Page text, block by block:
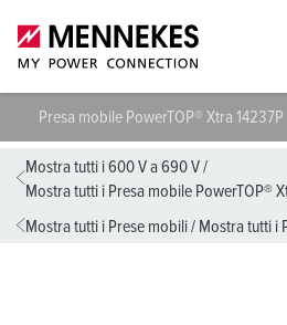
Presa mobile PowerTOP® Xtra 14237P
Mostra tutti i 600 V a 690 V/
Mostra tutti i Presa mobile PowerTOP®
Mostra tutti i Prese mobili/ Mostra tutti i